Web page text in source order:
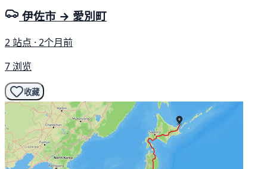
伊佐市 → 愛別町
2 站点 · 2个月前
7 浏览
收藏